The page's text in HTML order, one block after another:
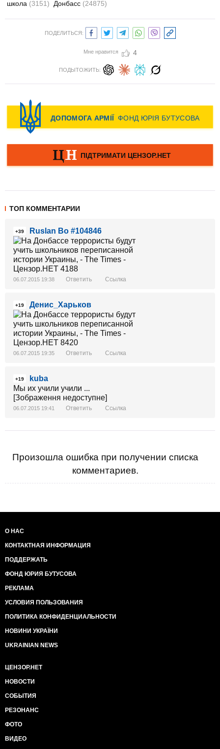
школа (3151) Донбасс (24875)
ПОДЕЛИТЬСЯ:
Мне нравится 4
ПОДЫТОЖИТЬ:
ТОП КОММЕНТАРИИ
+39 Ruslan Bo #104846
06.07.2015 19:38 Ответить Ссылка
+19 Денис_Харьков
06.07.2015 19:35 Ответить Ссылка
+19
kuba
Мы их учили учили ...
[Зображення недоступне]
06.07.2015 19:41 Ответить Ссылка
Произошла ошибка при получении списка
комментариев.
О НАС
КОНТАКТНАЯ ИНФОРМАЦИЯ
ПОДДЕРЖАТЬ
ФОНД ЮРИЯ БУТУСОВА
РЕКЛАМА
УСЛОВИЯ ПОЛЬЗОВАНИЯ
ПОЛИТИКА КОНФИДЕНЦИАЛЬНОСТИ
НОВИНИ УКРАЇНИ
UKRAINIAN NEWS
ЦЕНЗОР.НЕТ
НОВОСТИ
СОБЫТИЯ
РЕЗОНАНС
ФОТО
ВИДЕО